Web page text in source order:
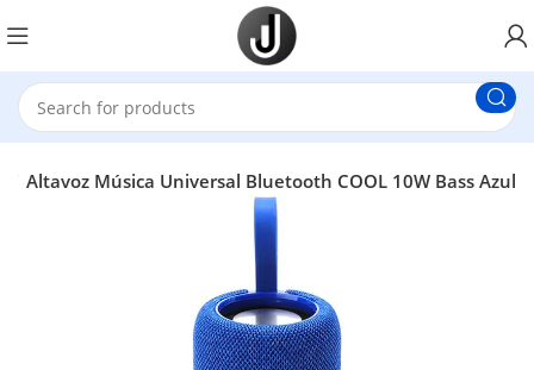
Altavoz Música Universal Bluetooth COOL 10W Bass Azul